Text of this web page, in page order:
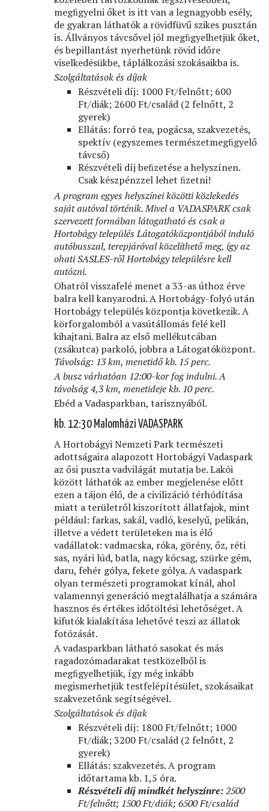
megﬁgyelni őket is itt van a legnagyobb esély,
de gyakran láthatók a rövidfüvű szikes pusztán
is. Állványos távcsővel jól megﬁgyelhetjük őket,
és bepillantást nyerhetünk rövid időre
viselkedésükbe, táplálkozási szokásaikba is.
Szolgáltatások és díjak
Részvételi díj: 1000 Ft/felnőtt; 600
Ft/diák; 2600 Ft/család (2 felnőtt, 2
gyerek)
Ellátás: forró tea, pogácsa, szakvezetés,
spektív (egyszemes természetmegﬁgyelő
távcső)
Részvételi díj beﬁzetése a helyszínen.
Csak készpénzzel lehet ﬁzetni!
A program egyes helyszínei közötti közlekedés
saját autóval történik. Mivel a VADASPARK csak
szervezett formában látogatható és csak a
Hortobágy település Látogatóközpontjából induló
autóbusszal, terepjáróval közelíthető meg, így az
ohati SASLES-ről Hortobágy településre kell
autózni.
Ohatról visszafelé menet a 33-as úthoz érve
balra kell kanyarodni. A Hortobágy-folyó után
Hortobágy település központja következik. A
körforgalomból a vasútállomás felé kell
kihajtani. Balra az első mellékutcában
(zsákutca) parkoló, jobbra a Látogatóközpont.
Távolság: 13 km, menetidő kb. 15 perc.
A busz várhatóan 12:00-kor fog indulni. A
távolság 4,3 km, menetideje kb. 10 perc.
Ebéd a Vadasparkban, tarisznyából.
kb. 12:30 Malomházi VADASPARK
A Hortobágyi Nemzeti Park természeti
adottságaira alapozott Hortobágyi Vadaspark
az ősi puszta vadvilágát mutatja be. Lakói
között láthatók az ember megjelenése előtt
ezen a tájon élő, de a civilizáció térhódítása
miatt a területről kiszorított állatfajok, mint
például: farkas, sakál, vadló, keselyű, pelikán,
illetve a védett területeken ma is élő
vadállatok: vadmacska, róka, görény, őz, réti
sas, nyári lúd, batla, nagy kócsag, szürke gém,
daru, fehér gólya, fekete gólya. A vadaspark
olyan természeti programokat kínál, ahol
valamennyi generáció megtalálhatja a számára
hasznos és értékes időtöltési lehetőséget. A
kifutók kialakítása lehetővé teszi az állatok
fotózását.
A vadasparkban látható sasokat és más
ragadozómadarakat testközelből is
megﬁgyelhetjük, így még inkább
megismerhetjük testfelépítésület, szokásaikat
szakvezetőnk segítségével.
Szolgáltatások és díjak
Részvételi díj: 1800 Ft/felnőtt; 1000
Ft/diák; 3200 Ft/család (2 felnőtt, 2
gyerek)
Ellátás: szakvezetés. A program
időtartama kb. 1,5 óra.
Részvételi díj mindkét helyszínre:2500
Ft/felnőtt; 1500 Ft/diák; 6500 Ft/család